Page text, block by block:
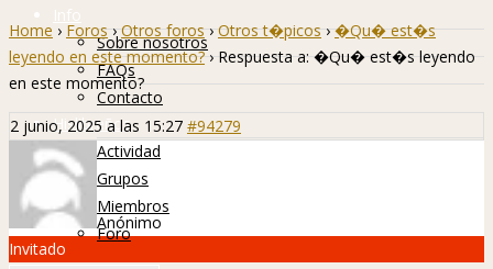
Info
Sobre nosotros
FAQs
Contacto
Hislibreños
Actividad
Grupos
Miembros
Foro
Home › Foros › Otros foros › Otros t�picos › �Qu� est�s
leyendo en este momento? › Respuesta a: �Qu� est�s leyendo
en este momento?
2 junio, 2025 a las 15:27 #94279
Anónimo
Invitado